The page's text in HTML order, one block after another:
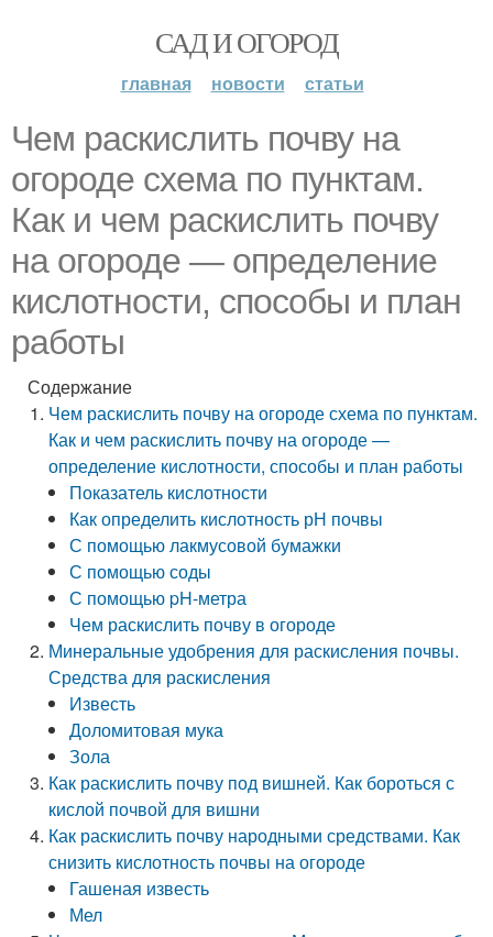
САД И ОГОРОД
главная новости статьи
Чем раскислить почву на
огороде схема по пунктам.
Как и чем раскислить почву
на огороде — определение
кислотности, способы и план
работы
Содержание
Чем раскислить почву на огороде схема по пунктам.
Как и чем раскислить почву на огороде —
определение кислотности, способы и план работы
Показатель кислотности
Как определить кислотность рН почвы
С помощью лакмусовой бумажки
С помощью соды
С помощью pH-метра
Чем раскислить почву в огороде
Минеральные удобрения для раскисления почвы.
Средства для раскисления
Известь
Доломитовая мука
Зола
Как раскислить почву под вишней. Как бороться с
кислой почвой для вишни
Как раскислить почву народными средствами. Как
снизить кислотность почвы на огороде
Гашеная известь
Мел